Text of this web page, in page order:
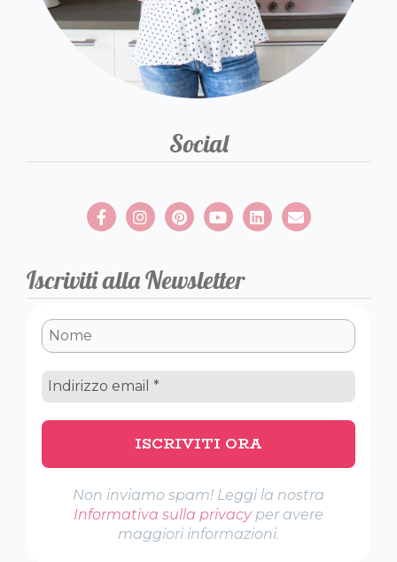
Social
Iscriviti alla Newsletter
Non inviamo spam! Leggi la nostra
Informativa sulla privacyper avere
maggiori informazioni.